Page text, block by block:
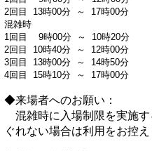
2回目 13時00分 ～ 17時00分
混雑時
1回目 9時00分 ～ 10時20分
2回目 10時40分 ～ 12時00分
3回目 13時00分 ～ 14時50分
4回目 15時10分 ～ 17時00分
◆来場者へのお願い：
混雑時に入場制限を実施す
ぐれない場合は利用をお控え